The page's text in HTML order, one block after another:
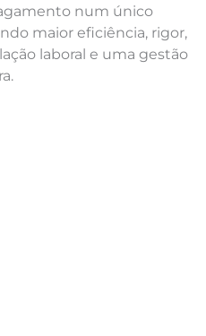
num único
maior eficiência, rigor,
laboral e uma gestão